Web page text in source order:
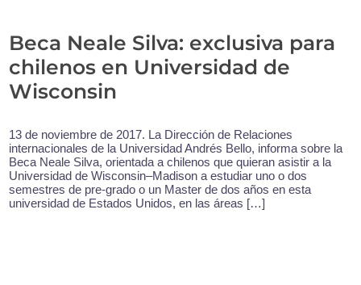
Beca Neale Silva: exclusiva para
chilenos en Universidad de
Wisconsin
13 de noviembre de 2017. La Dirección de Relaciones
internacionales de la Universidad Andrés Bello, informa sobre la
Beca Neale Silva, orientada a chilenos que quieran asistir a la
Universidad de Wisconsin–Madison a estudiar uno o dos
semestres de pre-grado o un Master de dos años en esta
universidad de Estados Unidos, en las áreas […]